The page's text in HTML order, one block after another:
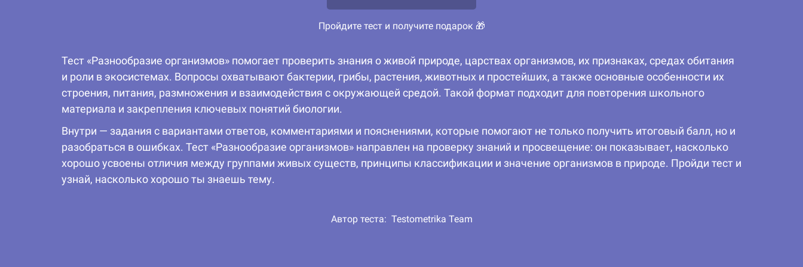
Пройдите тест и получите подарок 🎁
Тест «Разнообразие организмов» помогает проверить знания о живой природе, царствах организмов, их признаках, средах обитания
и роли в экосистемах. Вопросы охватывают бактерии, грибы, растения, животных и простейших, а также основные особенности их
строения, питания, размножения и взаимодействия с окружающей средой. Такой формат подходит для повторения школьного
материала и закрепления ключевых понятий биологии.
Внутри — задания с вариантами ответов, комментариями и пояснениями, которые помогают не только получить итоговый балл, но и
разобраться в ошибках. Тест «Разнообразие организмов» направлен на проверку знаний и просвещение: он показывает, насколько
хорошо усвоены отличия между группами живых существ, принципы классификации и значение организмов в природе. Пройди тест и
узнай, насколько хорошо ты знаешь тему.
Автор теста: Testometrika Team